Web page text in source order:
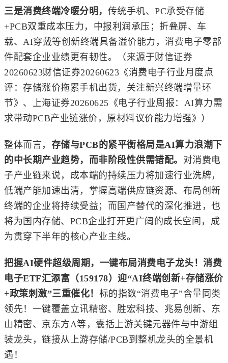
三是消费终端冷暖分明， 传统手机、PC承受存储
+PCB双重成本压力，中报利润承压；折叠屏、车
载、AI穿戴等创新终端具备溢价能力，消费电子零部
件配套企业业绩更有韧性。（来源于财信证券
20260623财信证券20260623《消费电子行业月度点
评：存储涨价拖累手机出货，关注新兴终端增量环
节》、上海证券20260625《电子行业周报：AI算力需
求带动PCB产业链涨价，原材料议价能力增强》）
整体而言， 存储与PCB的紧平衡格局是AI算力浪潮下
的中长期产业趋势，而非阶段性供需错配。 对消费电
子产业链来说，成本端的持续压力将加速行业洗牌，
低端产能加速出清，掌握高端供应链资源、布局创新
终端的企业将持续受益；而国产替代的深化推进，也
将为国内存储、PCB企业打开更广阔的成长空间，成
为贯穿下半年的核心产业主线。
把握AI硬件超级周期，一键布局消费电子龙头！消费
电子ETF汇添富（159178）迎“AI终端创新+存储涨价
+政策刺激”三重催化！ 标的指数“消费电子”含量同类
领先！一键覆盖立讯精密、胜宏科技、兆易创新、东
山精密、京东方A等，囊括上游关键元器件与中游组
装龙头，链接从上游存储/PCB到整机龙头的全景机
遇！